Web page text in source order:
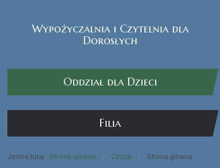
Czytak Plus
Wypożyczalnia i Czytelnia dla
Dorosłych
Oddział dla Dzieci
Filia
Jesteś tutaj: Strona główna Czytaj Strona główna